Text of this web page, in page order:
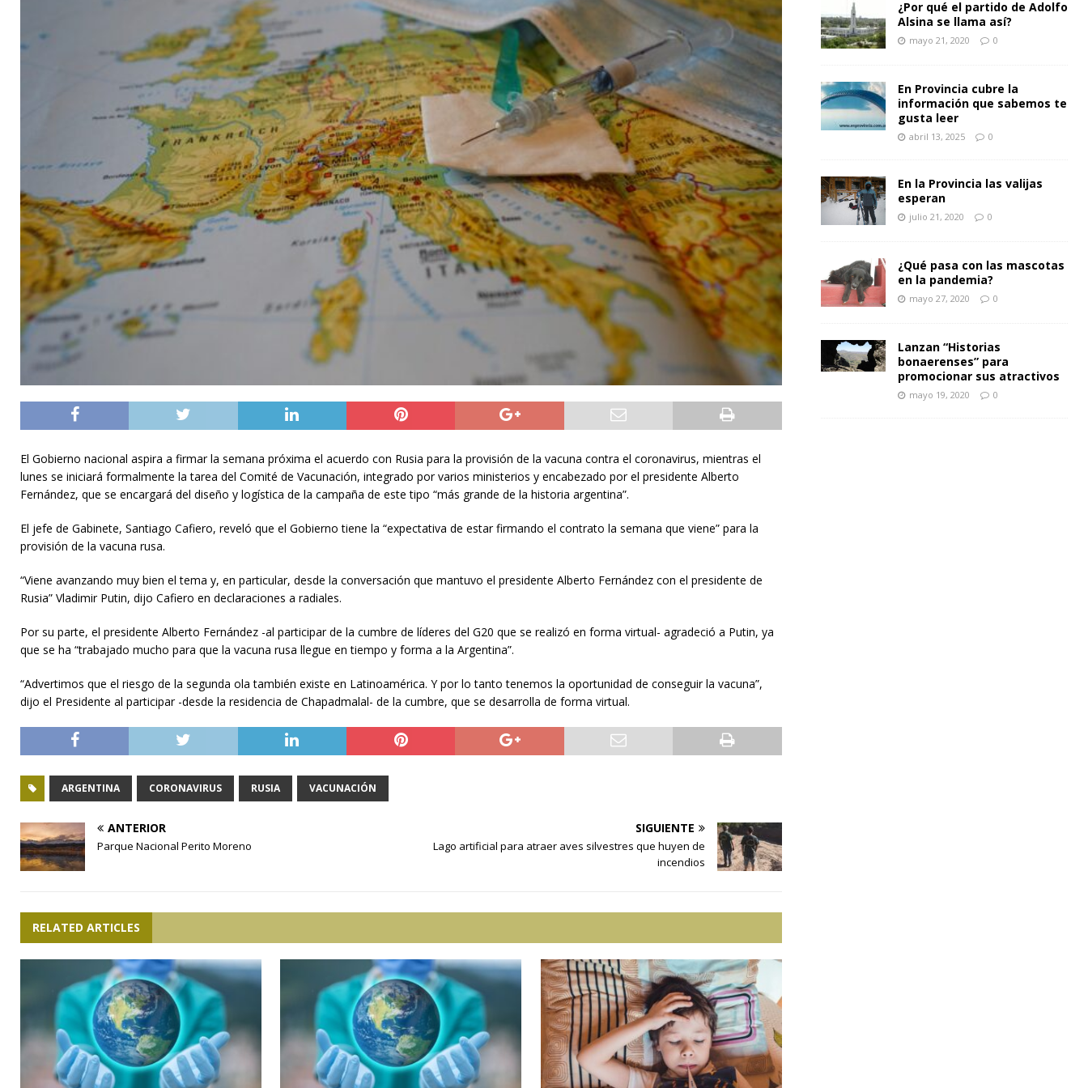
El Gobierno nacional aspira a firmar la semana próxima el acuerdo con Rusia para la provisión de la vacuna contra el coronavirus, mientras el
lunes se iniciará formalmente la tarea del Comité de Vacunación, integrado por varios ministerios y encabezado por el presidente Alberto
Fernández, que se encargará del diseño y logística de la campaña de este tipo “más grande de la historia argentina”.
El jefe de Gabinete, Santiago Cafiero, reveló que el Gobierno tiene la “expectativa de estar firmando el contrato la semana que viene” para la
provisión de la vacuna rusa.
“Viene avanzando muy bien el tema y, en particular, desde la conversación que mantuvo el presidente Alberto Fernández con el presidente de
Rusia” Vladimir Putin, dijo Cafiero en declaraciones a radiales.
Por su parte, el presidente Alberto Fernández -al participar de la cumbre de líderes del G20 que se realizó en forma virtual- agradeció a Putin, ya
que se ha “trabajado mucho para que la vacuna rusa llegue en tiempo y forma a la Argentina”.
“Advertimos que el riesgo de la segunda ola también existe en Latinoamérica. Y por lo tanto tenemos la oportunidad de conseguir la vacuna”,
dijo el Presidente al participar -desde la residencia de Chapadmalal- de la cumbre, que se desarrolla de forma virtual.
ARGENTINA CORONAVIRUS RUSIA VACUNACIÓN
ANTERIOR
Parque Nacional Perito Moreno
SIGUIENTE
Lago artificial para atraer aves silvestres que huyen de
incendios
RELATED ARTICLES
¿Por qué el partido de Adolfo
Alsina se llama así?
mayo 21, 2020 0
En Provincia cubre la
información que sabemos te
gusta leer
abril 13, 2025 0
En la Provincia las valijas
esperan
julio 21, 2020 0
¿Qué pasa con las mascotas
en la pandemia?
mayo 27, 2020 0
Lanzan “Historias
bonaerenses” para
promocionar sus atractivos
mayo 19, 2020 0